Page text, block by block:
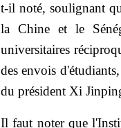
t-il noté, soulignant
la Chine et le
universitaires
des envois
du président Xi
Il faut noter que